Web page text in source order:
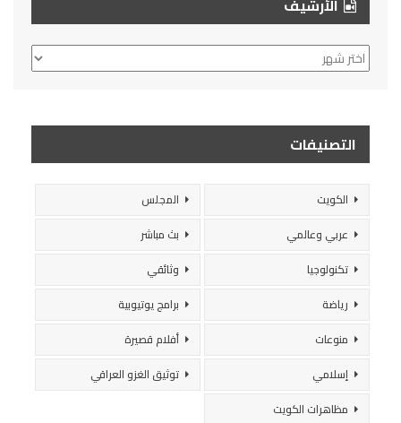
الأرشيف
التصنيفات
الكويت
المجلس
عربي وعالمي
بث مباشر
تكنولوجيا
وثائقي
رياضة
برامج يوتيوبية
منوعات
أفلام قصيرة
إسلامي
توثيق الغزو العراقي
مظاهرات الكويت